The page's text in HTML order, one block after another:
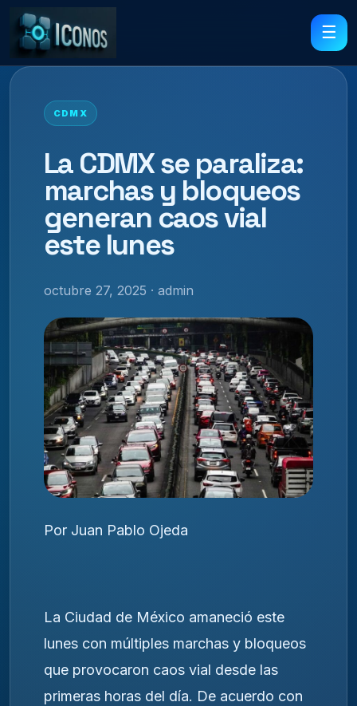
☰
CDMX
La CDMX se paraliza:
marchas y bloqueos
generan caos vial
este lunes
octubre 27, 2025 · admin
Por Juan Pablo Ojeda
La Ciudad de México amaneció este
lunes con múltiples marchas y bloqueos
que provocaron caos vial desde las
primeras horas del día. De acuerdo con